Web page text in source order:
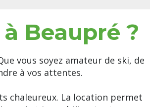
Beaupré ?
vous soyez amateur de ski, de
à vos attentes.
chaleureux. La location permet